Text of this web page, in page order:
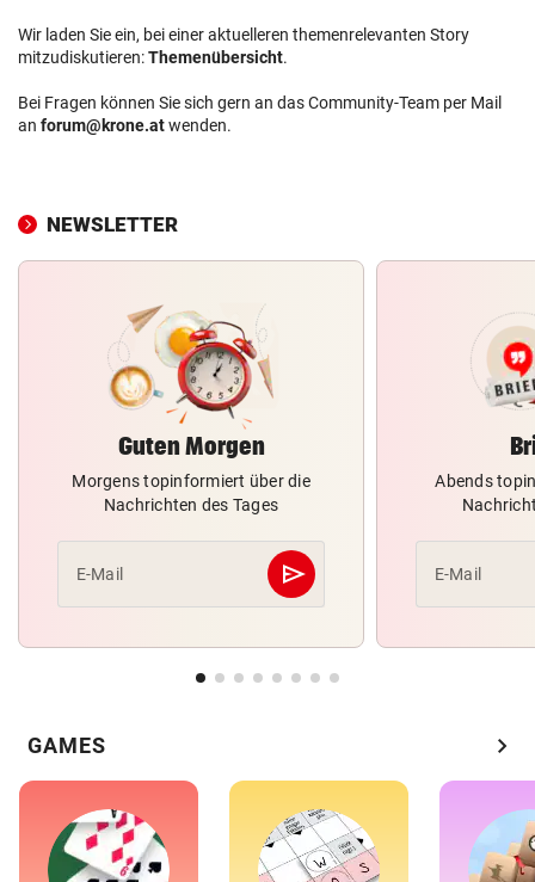
Wir laden Sie ein, bei einer aktuelleren themenrelevanten Story
mitzudiskutieren:Themenübersicht.
Bei Fragen können Sie sich gern an das Community-Team per Mail
an forum@krone.atwenden.
NEWSLETTER
Guten Morgen
Morgens topinformiert über die
Nachrichten des Tages
E-Mail send
Abschicken
Abends
E-Mail
GAMES chevron_right